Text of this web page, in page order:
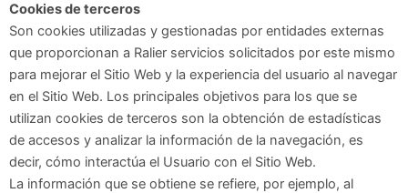
Cookies de terceros
Son cookies utilizadas y gestionadas por entidades externas
que proporcionan a Ralier servicios solicitados por este mismo
para mejorar el Sitio Web y la experiencia del usuario al navegar
en el Sitio Web. Los principales objetivos para los que se
utilizan cookies de terceros son la obtención de estadísticas
de accesos y analizar la información de la navegación, es
decir, cómo interactúa el Usuario con el Sitio Web.
La información que se obtiene se refiere, por ejemplo, al